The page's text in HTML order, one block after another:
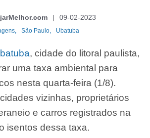
09-02-2023
São Paulo, Ubatuba
, cidade do litoral paulista,
uma taxa ambiental para
nesta quarta-feira (1/8).
vizinhas, proprietários
e carros registrados na
isentos dessa taxa.